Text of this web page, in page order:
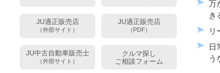
JU適正販売店
（外部サイト）
JU適正販売店
（PDF）
JU中古自動車販売士
（外部サイト）
クルマ探し
ご相談フォーム
万
き
リ
日
う